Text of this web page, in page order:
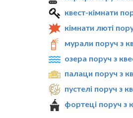
квест-кімнати
кімнати люті
мурали поруч з
озера поруч з
палаци поруч з
пустелі поруч з
фортеці поруч з